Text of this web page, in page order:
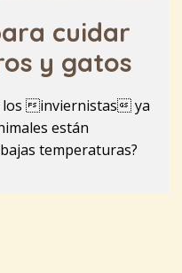
cuidar
y gatos
los inviernistas ya
están
temperaturas?